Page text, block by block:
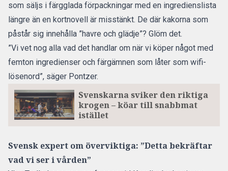
som säljs i färgglada förpackningar med en ingredienslista
längre än en kortnovell är misstänkt. De där kakorna som
påstår sig innehålla ”havre och glädje”? Glöm det.
”Vi vet nog alla vad det handlar om när vi köper något med
femton ingredienser och färgämnen som låter som wifi-
lösenord”, säger Pontzer.
Svenskarna sviker den riktiga
krogen – köar till snabbmat
istället
Svensk expert om överviktiga: ”Detta bekräftar
vad vi ser i vården”